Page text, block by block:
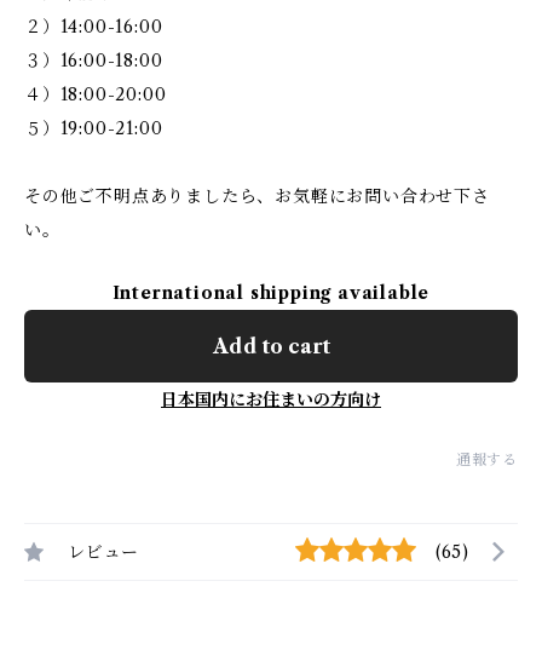
２）14:00-16:00
３）16:00-18:00
４）18:00-20:00
５）19:00-21:00
その他ご不明点ありましたら、お気軽にお問い合わせ下さ
い。
International shipping available
Add to cart
日本国内にお住まいの方向け
通報する
レビュー (65)